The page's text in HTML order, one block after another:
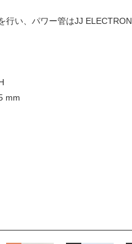
行い、パワー管はJJ
mm